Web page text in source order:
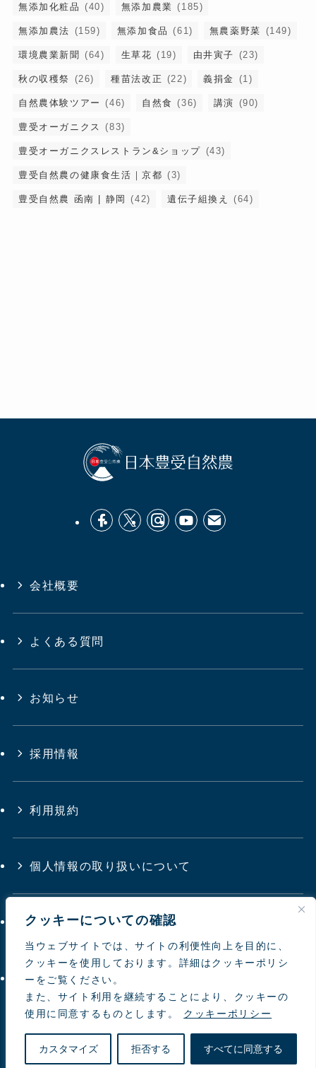
クッキーについての確認
当ウェブサイトでは、サイトの利便性向上を目的に、
クッキーを使用しております。詳細はクッキーポリシ
ーをご覧ください。
また、サイト利用を継続することにより、クッキーの
使用に同意するものとします。
クッキーポリシー
カスタマイズ 拒否する すべてに同意する
無添加化粧品 (40) 無添加農業 (185)
無添加農法 (159) 無添加食品 (61) 無農薬野菜 (149)
環境農業新聞 (64) 生草花 (19) 由井寅子 (23)
秋の収穫祭 (26) 種苗法改正 (22) 義捐金 (1)
自然農体験ツアー (46) 自然食 (36) 講演 (90)
豊受オーガニクス (83)
豊受オーガニクスレストラン&ショップ (43)
豊受自然農の健康食生活｜京都 (3)
豊受自然農 函南 | 静岡 (42) 遺伝子組換え (64)
会社概要
よくある質問
お知らせ
採用情報
利用規約
個人情報の取り扱いについて
サイトマップ
お問い合わせ
© 1997-
2026 NIPPON TOYOUKE